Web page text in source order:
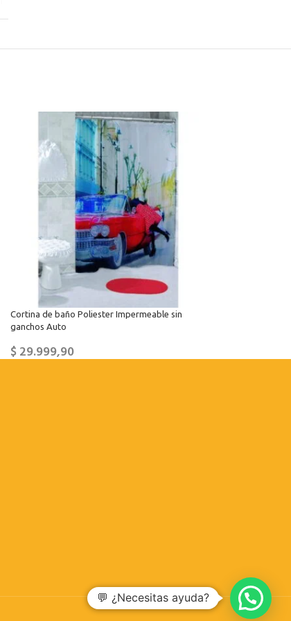
Cortina de baño Poliester Impermeable sin
ganchos Auto
$29.999,90
💬 ¿Necesitas ayuda?